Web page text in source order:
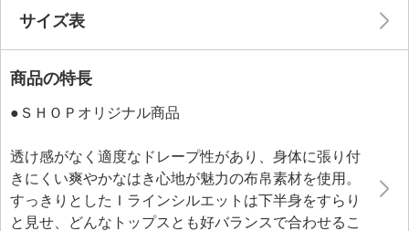
サイズ表
商品の特長
●ＳＨＯＰオリジナル商品
透け感がなく適度なドレープ性があり、身体に張り付
きにくい爽やかなはき心地が魅力の布帛素材を使用。
すっきりとしたＩラインシルエットは下半身をすらり
と見せ、どんなトップスとも好バランスで合わせるこ